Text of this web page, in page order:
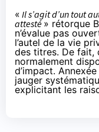
« Il s’agit d’un tout
attesté » rétorque
n’évalue pas
l’autel de la vie
des titres. De fait,
normalement
d’impact.
jauger
explicitant les